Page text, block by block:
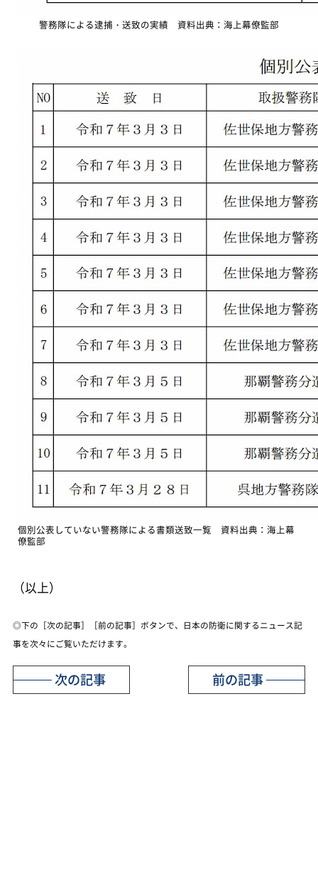
警務隊による逮捕・送致の実績 資料出典：海上幕僚監部
個別公表していない警務隊による書類送致一覧 資料出典：海上幕
僚監部
（以上）
◎下の［次の記事］［前の記事］ボタンで、日本の防衛に関するニュース記
事を次々にご覧いただけます。
前の記事
次の記事